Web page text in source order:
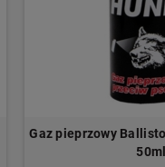
Gaz pieprzowy
50ml